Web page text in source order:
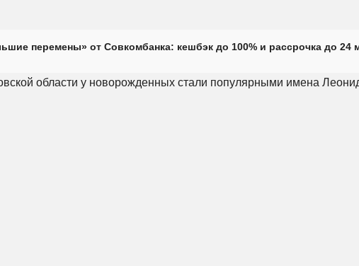
перемены» от Совкомбанка: кешбэк до 100% и рассрочка до 24